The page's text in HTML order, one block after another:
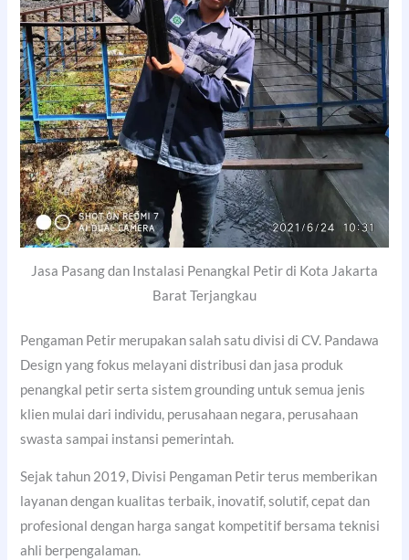
Jasa Pasang dan Instalasi Penangkal Petir di Kota Jakarta
Barat Terjangkau
Pengaman Petir merupakan salah satu divisi di CV. Pandawa
Design yang fokus melayani distribusi dan jasa produk
penangkal petir serta sistem grounding untuk semua jenis
klien mulai dari individu, perusahaan negara, perusahaan
swasta sampai instansi pemerintah.
Sejak tahun 2019, Divisi Pengaman Petir terus memberikan
layanan dengan kualitas terbaik, inovatif, solutif, cepat dan
profesional dengan harga sangat kompetitif bersama teknisi
ahli berpengalaman.